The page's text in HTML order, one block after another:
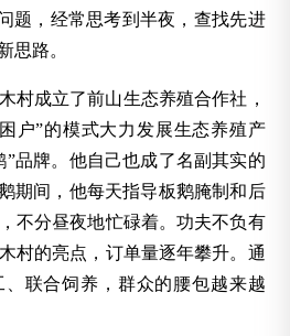
题，经常思考到半夜，查找先进
思路。
村成立了前山生态养殖合作社，
户”的模式大力发展生态养殖产
”品牌。他自己也成了名副其实的
期间，他每天指导板鹅腌制和后
不分昼夜地忙碌着。功夫不负有
村的亮点，订单量逐年攀升。通
联合饲养，群众的腰包越来越